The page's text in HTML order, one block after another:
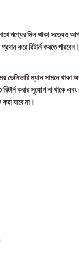
পণ্যের মিল থাকা সত্যেও
করে রিটার্ন করতে পারবেন।
ডেলিভারি ম্যান সামনে থাকা
করার সুযোগ না থাকে
যাবে না।